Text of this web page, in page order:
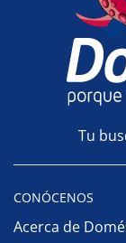
Tu
CONÓCENOS
Acerca de